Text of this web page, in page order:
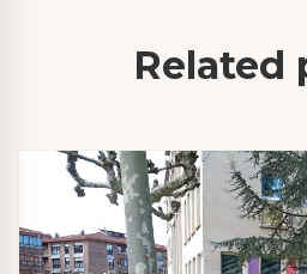
Related